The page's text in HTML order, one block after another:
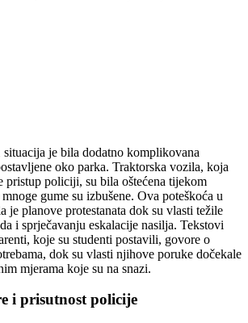
je bila dodatno komplikovana
oko parka. Traktorska vozila, koja
pristup policiji, su bila oštećena tijekom
gume su izbušene. Ova poteškoća u
je planove protestanata dok su vlasti težile
i sprječavanju eskalacije nasilja. Tekstovi
koje su studenti postavili, govore o
dok su vlasti njihove poruke dočekale
mjerama koje su na snazi.
i prisutnost policije